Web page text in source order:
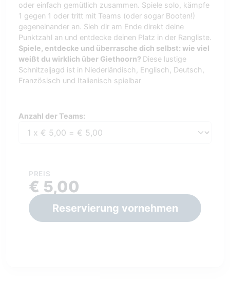
oder einfach gemütlich zusammen. Spiele solo, kämpfe
1 gegen 1 oder tritt mit Teams (oder sogar Booten!)
gegeneinander an. Sieh dir am Ende direkt deine
Punktzahl an und entdecke deinen Platz in der Rangliste.
Spiele, entdecke und überrasche dich selbst: wie viel
weißt du wirklich über Giethoorn? Diese lustige
Schnitzeljagd ist in Niederländisch, Englisch, Deutsch,
Französisch und Italienisch spielbar
Anzahl der Teams:
PREIS
€ 5,00
Reservierung vornehmen